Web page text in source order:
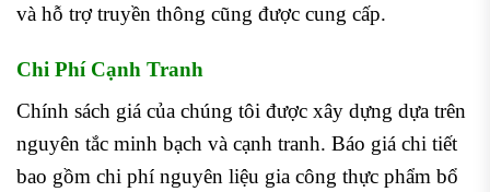
và hỗ trợ truyền thông cũng được cung cấp.
Chi Phí Cạnh Tranh
Chính sách giá của chúng tôi được xây dựng dựa trên
nguyên tắc minh bạch và cạnh tranh. Báo giá chi tiết
bao gồm chi phí nguyên liệu gia công thực phẩm bổ